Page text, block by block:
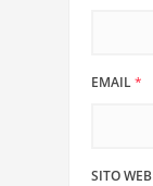
EMAIL*
SITO WEB